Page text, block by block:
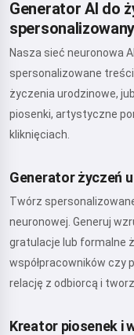
Generator AI do
Nasza sieć neuronowa
spersonalizowane
życzenia urodzinowe,
piosenki, artystyczne
kliknięciach.
Generator życzeń
Twórz
neuronowej. Generuj
gratulacje lub formalne
współpracowników czy
relację z odbiorcą i
Kreator piosenek i